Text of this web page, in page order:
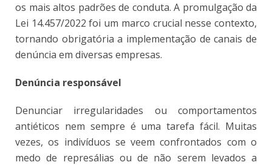
os mais altos padrões de conduta. A promulgação da
Lei 14.457/2022 foi um marco crucial nesse contexto,
tornando obrigatória a implementação de canais de
denúncia em diversas empresas.
Denúncia responsável
Denunciar irregularidades ou comportamentos
antiéticos nem sempre é uma tarefa fácil. Muitas
vezes, os indivíduos se veem confrontados com o
medo de represálias ou de não serem levados a